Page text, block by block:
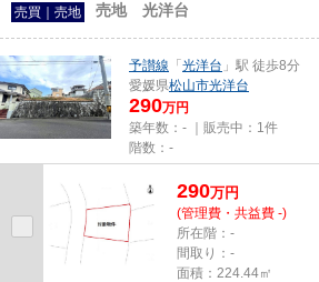
売買｜売地 売地 光洋台
予讃線 「 光洋台 」駅 徒歩8分
愛媛県松山市光洋台
290万円
築年数：- ｜販売中： 1件
階数：-
290万円
(管理費・共益費 -)
所在階：-
間取り：-
面積：224.44㎡